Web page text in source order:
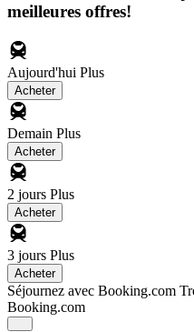
meilleures offres!
Aujourd'hui Plus
Acheter
Demain Plus
Acheter
2 jours Plus
Acheter
3 jours Plus
Acheter
Séjournez avec Booking.com
Booking.com